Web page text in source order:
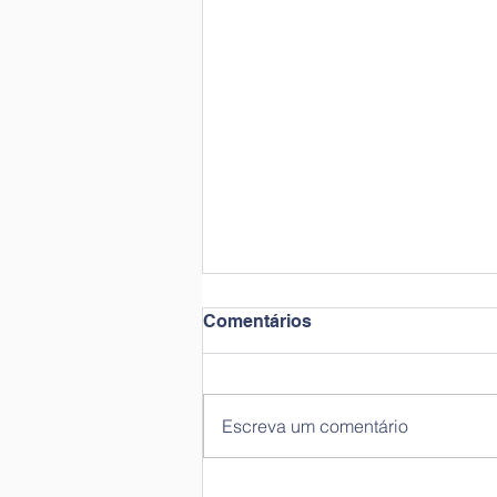
Comentários
Escreva um comentário